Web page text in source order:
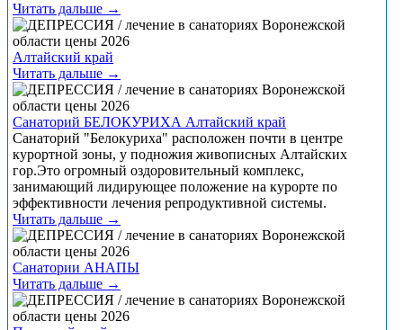
Читать дальше →
Алтайский край
Читать дальше →
Санаторий БЕЛОКУРИХА Алтайский край
Санаторий "Белокуриха" расположен почти в центре
курортной зоны, у подножия живописных Алтайских
гор.Это огромный оздоровительный комплекс,
занимающий лидирующее положение на курорте по
эффективности лечения репродуктивной системы.
Читать дальше →
Санатории АНАПЫ
Читать дальше →